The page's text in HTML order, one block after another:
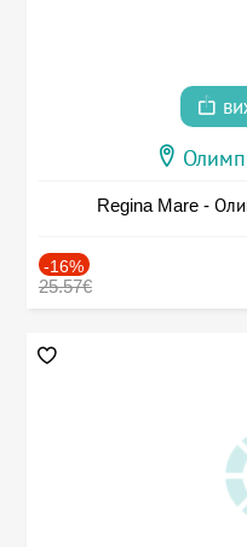
Regina Mare -
-16%
25.57€